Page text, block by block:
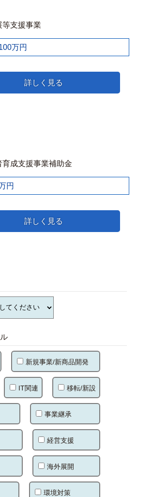
等支援事業
万円
詳しく見る
成支援事業補助金
円
詳しく見る
新規事業/新商品開発
IT関連 移転/新設
事業継承
経営支援
海外展開
環境対策